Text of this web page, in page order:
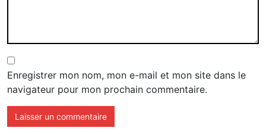
Enregistrer mon nom, mon e-mail et mon site dans le
navigateur pour mon prochain commentaire.